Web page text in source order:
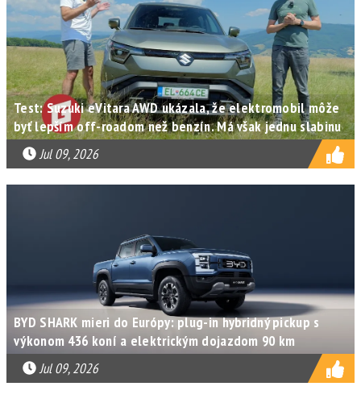
Test: Suzuki eVitara AWD ukázala, že elektromobil môže
byť lepším off-roadom než benzín. Má však jednu slabinu
Jul 09, 2026
BYD SHARK mieri do Európy: plug-in hybridný pickup s
výkonom 436 koní a elektrickým dojazdom 90 km
Jul 09, 2026